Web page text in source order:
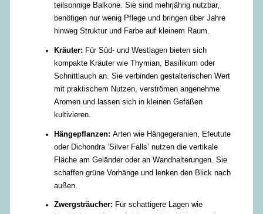
teilsonnige Balkone. Sie sind mehrjährig nutzbar,
benötigen nur wenig Pflege und bringen über Jahre
hinweg Struktur und Farbe auf kleinem Raum.
Kräuter: Für Süd- und Westlagen bieten sich
kompakte Kräuter wie Thymian, Basilikum oder
Schnittlauch an. Sie verbinden gestalterischen Wert
mit praktischem Nutzen, verströmen angenehme
Aromen und lassen sich in kleinen Gefäßen
kultivieren.
Hängepflanzen: Arten wie Hängegeranien, Efeutute
oder Dichondra ‘Silver Falls’ nutzen die vertikale
Fläche am Geländer oder an Wandhalterungen. Sie
schaffen grüne Vorhänge und lenken den Blick nach
außen.
Zwergsträucher: Für schattigere Lagen wie